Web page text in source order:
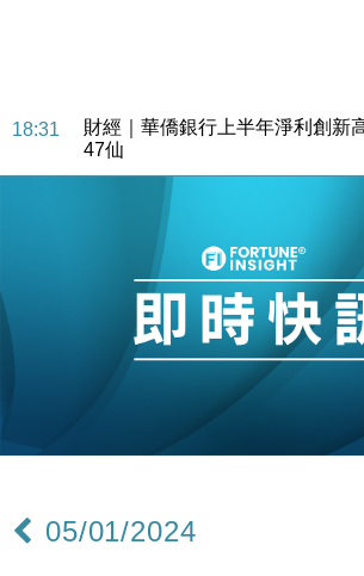
18:31
財經｜華僑銀行上半年淨利創
47仙
財經｜滙豐上調香港今年GDP預
及消費表現
本地｜假冒內地執法人員要求交
損失近6900萬元
財經｜日經失守6.5萬點後回穩
15:47
財經｜恒隆10月換帥 玩具「反
財經｜韓股反覆波動收跌 連挫7
12:44
財經｜日本春季三度入市撐日圓
05/01/2024